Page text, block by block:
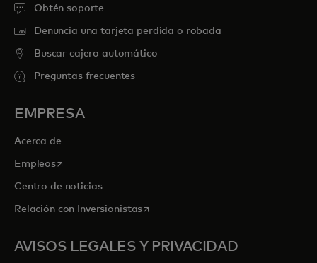
Obtén soporte
Denuncia una tarjeta perdida o robada
Buscar cajero automático
Preguntas frecuentes
EMPRESA
Acerca de
Empleosse abre en una pestaña nueva
Centro de noticias
Relación con Inversionistasse abre en una pestaña nueva
AVISOS LEGALES Y PRIVACIDAD